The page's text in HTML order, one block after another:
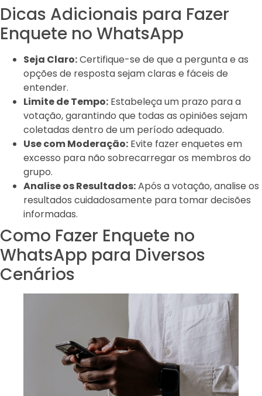
Dicas Adicionais para Fazer
Enquete no WhatsApp
Seja Claro:Certifique-se de que a pergunta e as
opções de resposta sejam claras e fáceis de
entender.
Limite de Tempo: Estabeleça um prazo para a
votação, garantindo que todas as opiniões sejam
coletadas dentro de um período adequado.
Use com Moderação: Evite fazer enquetes em
excesso para não sobrecarregar os membros do
grupo.
Analise os Resultados:Após a votação, analise os
resultados cuidadosamente para tomar decisões
informadas.
Como Fazer Enquete no
WhatsApp para Diversos
Cenários